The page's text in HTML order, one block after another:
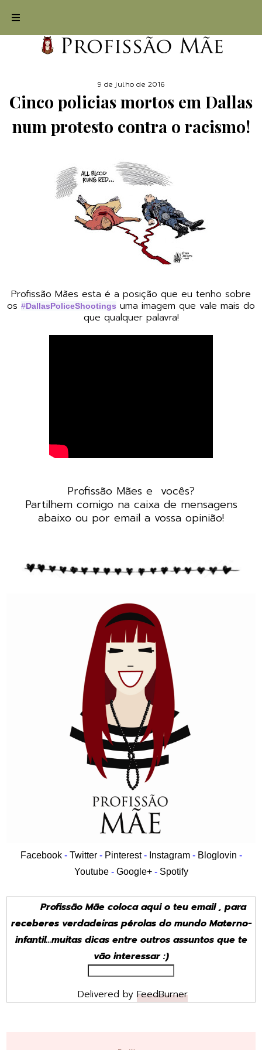
9 de julho de 2016
Cinco policias mortos em Dallas
num protesto contra o racismo!
Profissão Mães esta é a posição que eu tenho sobre
os #DallasPoliceShootings uma imagem que vale mais do
que qualquer palavra!
Profissão Mães e vocês?
Partilhem comigo na caixa de mensagens
abaixo ou por email a vossa opinião!
Facebook- Twitter- Pinterest- Instagram - Bloglovin -
Youtube- Google+- Spotify
Profissão Mãe coloca aqui o teu email , para
receberes verdadeiras pérolas do mundo Materno-
infantil...muitas dicas entre outros assuntos que te
vão interessar :)
Delivered by FeedBurner